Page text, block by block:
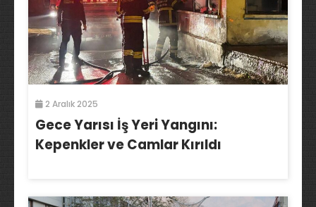
2 Aralık 2025
Gece Yarısı İş Yeri Yangını:
Kepenkler ve Camlar Kırıldı